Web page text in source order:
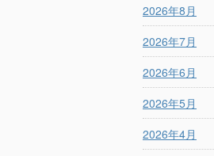
2026年8月
2026年7月
2026年6月
2026年5月
2026年4月